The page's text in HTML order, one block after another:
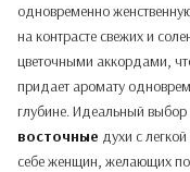
одновременно
на контрасте свежих и
цветочными аккордами,
придает аромату
глубине. Идеальный выбор
восточные духи с
себе женщин, желающих